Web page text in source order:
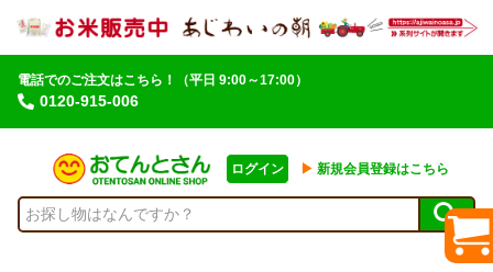
電話でのご注文はこちら！
0120-915-006
（平日 9:00～17:00）
ログイン ▶︎ 新規会員登録はこちら